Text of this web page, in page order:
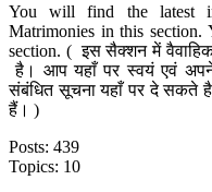
You will find the latest
Matrimonies in this
section. ( इस सैक्शन में वैवाहिक
है। आप यहाँ पर स्वयं एवं
संबंधित सूचना यहाँ पर दे सकते
हैं। )
Posts: 439
Topics: 10